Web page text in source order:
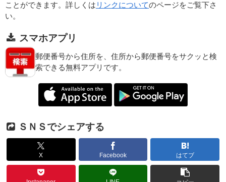
ことができます。詳しくは リンクについてのページをご覧下さ
い。
スマホアプリ
郵便番号から住所を、住所から郵便番号をサクッと検
索できる無料アプリです。
ＳＮＳでシェアする
X Facebook はてブ